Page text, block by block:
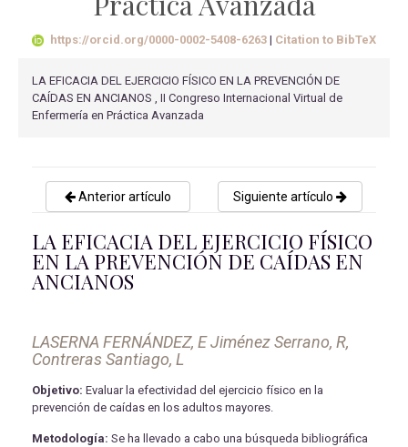
https://orcid.org/0000-0002-5408-6263| Citation to BibTeX
LA EFICACIA DEL EJERCICIO FÍSICO EN LA PREVENCIÓN DE
CAÍDAS EN ANCIANOS , II Congreso Internacional Virtual de
Enfermería en Práctica Avanzada
Anterior artículo Siguiente artículo
LA EFICACIA DEL EJERCICIO FÍSICO
EN LA PREVENCIÓN DE CAÍDAS EN
ANCIANOS
LASERNA FERNÁNDEZ, E Jiménez Serrano, R,
Contreras Santiago, L
Objetivo: Evaluar la efectividad del ejercicio físico en la
prevención de caídas en los adultos mayores.
Metodología: Se ha llevado a cabo una búsqueda bibliográfica